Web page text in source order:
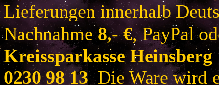
Lieferungen innerhalb
Nachnahme 8,- €, PayPal
Kreissparkasse
0230 98 13Die Ware wird